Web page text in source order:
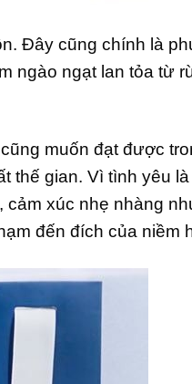
Đây cũng chính là
ngào ngạt lan tỏa từ
muốn đạt được
thế gian. Vì tình yêu
xúc nhẹ nhàng
đến đích của niềm